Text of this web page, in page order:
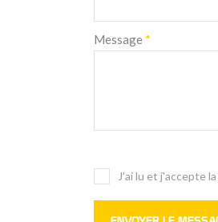
Message *
J'ai lu et j'accepte la